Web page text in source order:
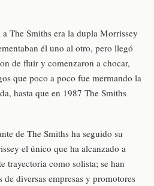
The Smiths era la dupla Morrissey
él uno al otro, pero llegó
de fluir y comenzaron a chocar,
que poco a poco fue mermando la
hasta que en 1987 The Smiths
de The Smiths ha seguido su
el único que ha alcanzado a
trayectoria como solista; se han
diversas empresas y promotores